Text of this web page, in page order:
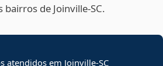
bairros de Joinville‑SC.
atendidos em Joinville-SC